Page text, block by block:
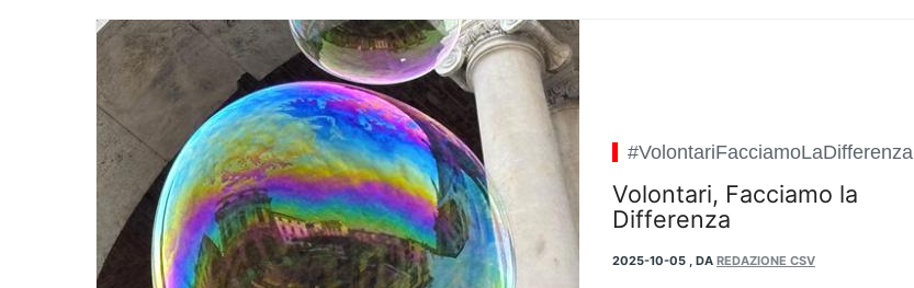
#VolontariFacciamoLaDifferenza
Volontari, Facciamo la
Differenza
2025-10-05 , DA REDAZIONE CSV